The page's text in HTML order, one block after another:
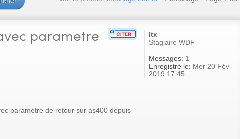
parametre
parametre de retour sur as400 depuis
ltx
Stagiaire WDF
Messages: 1
Enregistré le: Mer 20 Fév
2019 17:45